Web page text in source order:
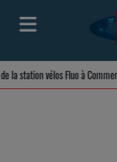
de la station vélos Fluo à